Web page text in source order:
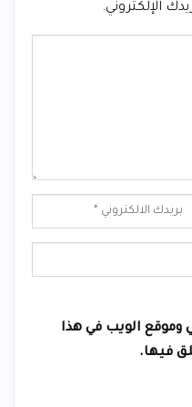
الإلكتروني.
وموقع الويب في هذا
فيها.